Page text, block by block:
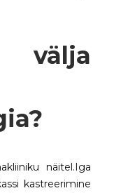
välja
näitel.Iga
kastreerimine